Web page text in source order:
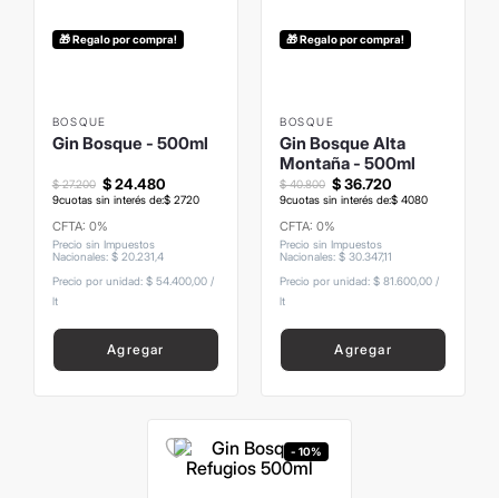
🎁 Regalo por compra!
BOSQUE
Gin Bosque - 500ml
$ 24.480
$ 27.200
9cuotas sin interés de:$ 2720
CFTA: 0%
Precio sin Impuestos
Nacionales: $ 20.231 4
Precio por unidad: $ 54.400,00/
lt
Agregar
🎁 Regalo por compra!
BOSQUE
Gin Bosque Alta
Montaña - 500ml
$36.720
$ 40.800
9cuotas sin interés de:$ 4080
CFTA: 0%
Precio sin Impuestos
Nacionales: $ 30347,11
Precio por unidad: $ 81.600,00 /
lt
Agregar
- 10%
9. carolina herrera